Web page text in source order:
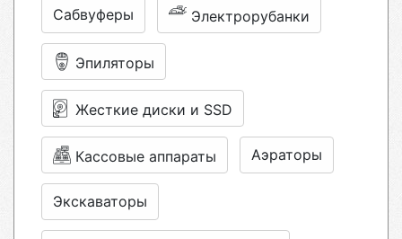
Сабвуферы Электрорубанки
Эпиляторы
Жесткие диски и SSD
Кассовые аппараты Аэраторы
Экскаваторы